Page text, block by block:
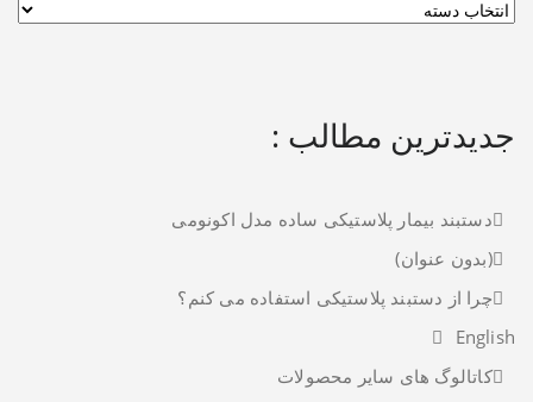
جدیدترین مطالب :
دستبند بیمار پلاستیکی ساده مدل اکونومی
(بدون عنوان)
چرا از دستبند پلاستیکی استفاده می کنم؟
English
کاتالوگ های سایر محصولات